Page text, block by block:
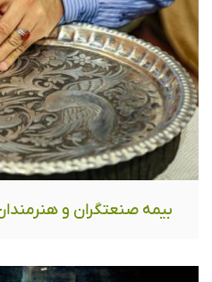
بیمه صنعتگران و